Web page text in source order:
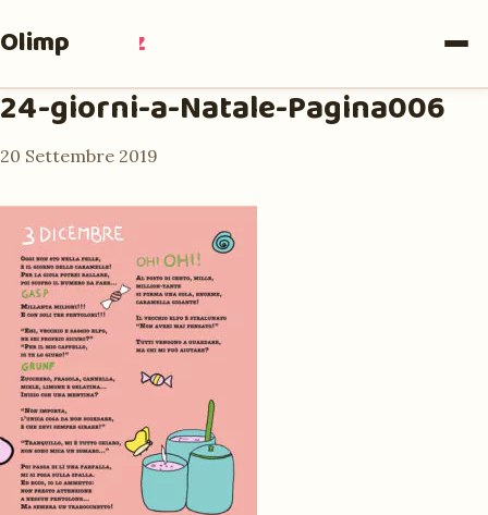
Olimpia Ruiz
24-giorni-a-Natale-Pagina006
20 Settembre 2019